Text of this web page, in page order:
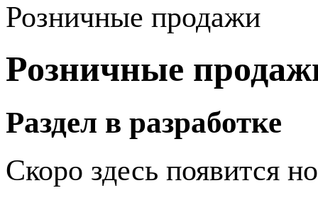
Розничные продажи
Розничные
Раздел в разработке
Скоро здесь появится